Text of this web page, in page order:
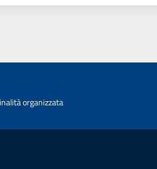
organizzata